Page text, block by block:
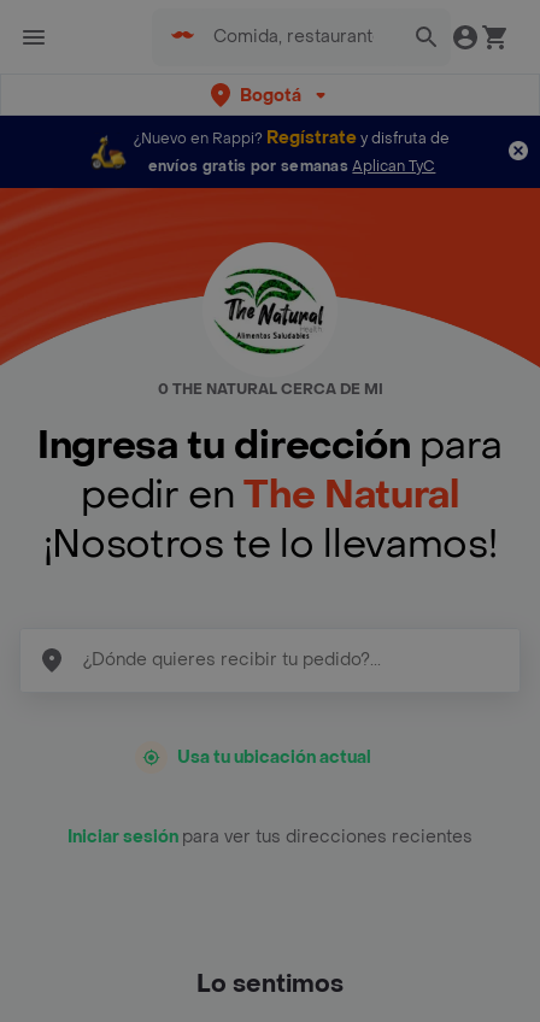
Bogotá
¿Nuevo en Rappi? Regístratey disfruta de
envíos gratis por semanas Aplican TyC
0 THE NATURAL CERCA DE MI
Ingresa tu dirección para
pedir enThe Natural
¡Nosotros te lo llevamos!
Usa tu ubicación actual
Iniciar sesión para ver tus direcciones recientes
Lo sentimos